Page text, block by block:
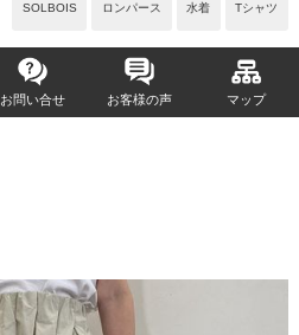
SOLBOIS ロンパース 水着 Tシャツ
お問い合せ お客様の声 マップ